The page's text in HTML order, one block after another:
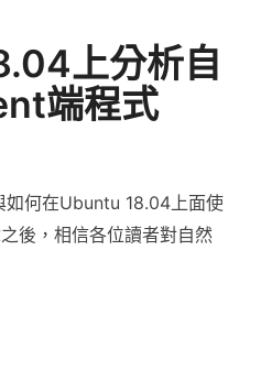
上分析自
端程式
如何在Ubuntu 18.04上面使
後，相信各位讀者對自然